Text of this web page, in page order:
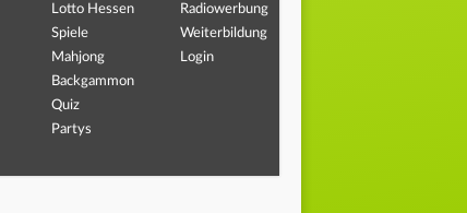
Lotto Hessen
Spiele
Mahjong
Backgammon
Quiz
Partys
Radiowerbung
Weiterbildung
Login